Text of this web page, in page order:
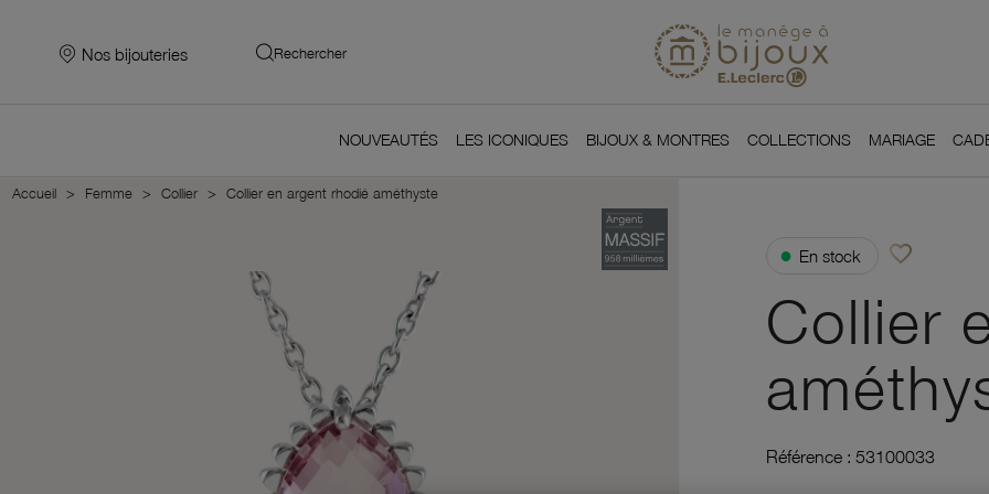
Nos bijouteries Rechercher
NOUVEAUTÉS LES ICONIQUES BIJOUX & MONTRES COLLECTIONS MARIAGE
Accueil Femme Collier Collier en argent rhodié améthyste
● En stock favorite_borderAjouter à vos
Collier
Référence : 53100033